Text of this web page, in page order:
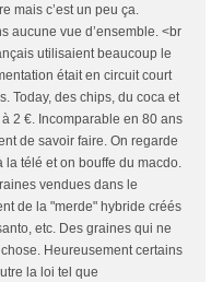
mais c’est un peu ça.
aucune vue d’ensemble. <br
utilisaient beaucoup le
était en circuit court
Today, des chips, du coca et
2 €. Incomparable en 80 ans
de savoir faire. On regarde
la télé et on bouffe du macdo.
vendues dans le
de la "merde" hybride créés
etc. Des graines qui ne
Heureusement certains
la loi tel que